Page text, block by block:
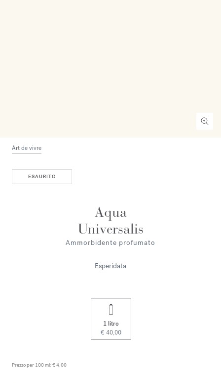
Art de vivre
ESAURITO
Aqua
Universalis
Ammorbidente profumato
Esperidata
1 litro
€ 40,00
Prezzo per 100 ml: € 4,00